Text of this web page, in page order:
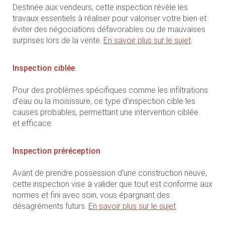
Destinée aux vendeurs, cette inspection révèle les
travaux essentiels à réaliser pour valoriser votre bien et
éviter des négociations défavorables ou de mauvaises
surprises lors de la vente. En savoir plus sur le sujet.
Inspection ciblée
Pour des problèmes spécifiques comme les infiltrations
d’eau ou la moisissure, ce type d’inspection cible les
causes probables, permettant une intervention ciblée
et efficace.
Inspection préréception
Avant de prendre possession d'une construction neuve,
cette inspection vise à valider que tout est conforme aux
normes et fini avec soin, vous épargnant des
désagréments futurs. En savoir plus sur le sujet.